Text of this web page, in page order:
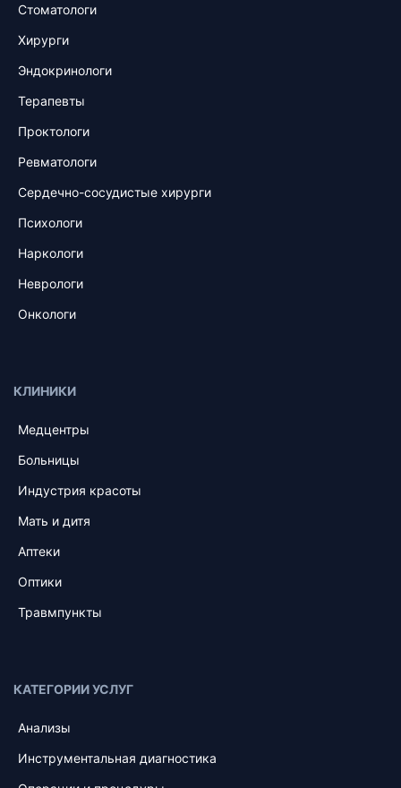
Стоматологи
Хирурги
Эндокринологи
Терапевты
Проктологи
Ревматологи
Сердечно-сосудистые хирурги
Психологи
Наркологи
Неврологи
Онкологи
КЛИНИКИ
Медцентры
Больницы
Индустрия красоты
Мать и дитя
Аптеки
Оптики
Травмпункты
КАТЕГОРИИ УСЛУГ
Анализы
Инструментальная диагностика